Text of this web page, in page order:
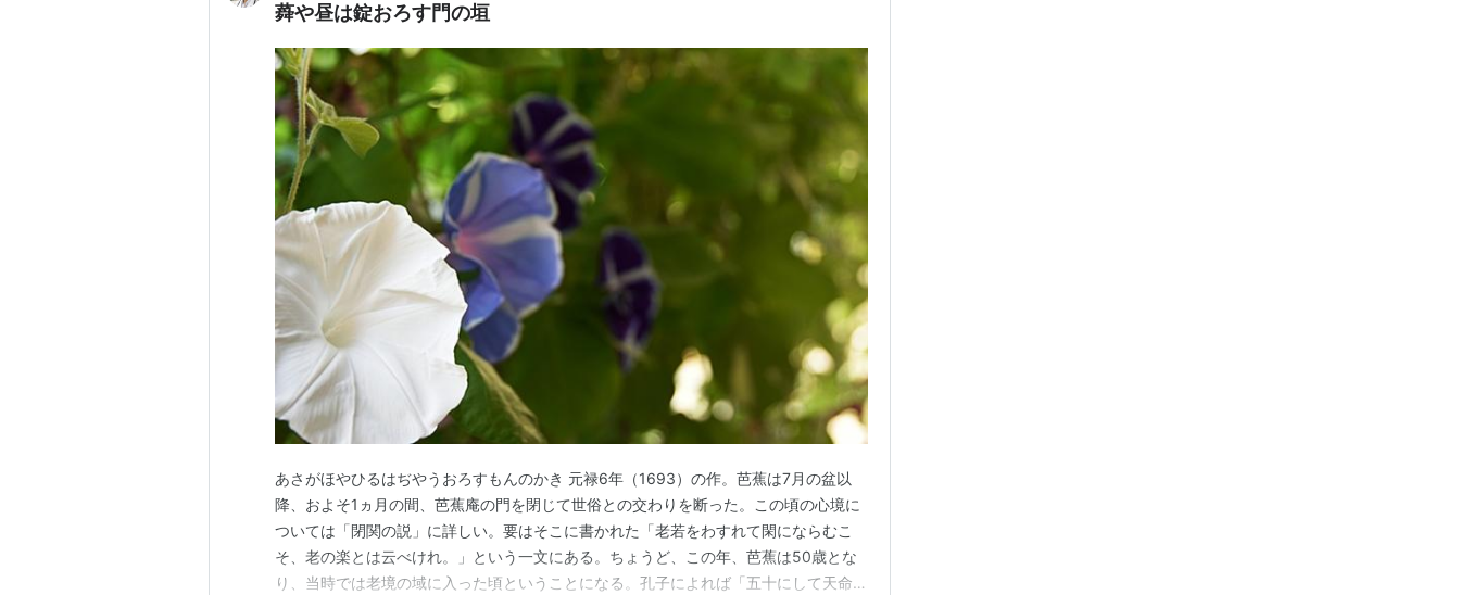
蕣や昼は錠おろす門の垣
あさがほやひるはぢやうおろすもんのかき 元禄6年（1693）の作。芭蕉は7月の盆以
降、およそ1ヵ月の間、芭蕉庵の門を閉じて世俗との交わりを断った。この頃の心境に
ついては「閉関の説」に詳しい。要はそこに書かれた「老若をわすれて閑にならむこ
そ、老の楽とは云べけれ。」という一文にある。ちょうど、この年、芭蕉は50歳とな
り、当時では老境の域に入った頃ということになる。孔子によれば「五十にして天命を